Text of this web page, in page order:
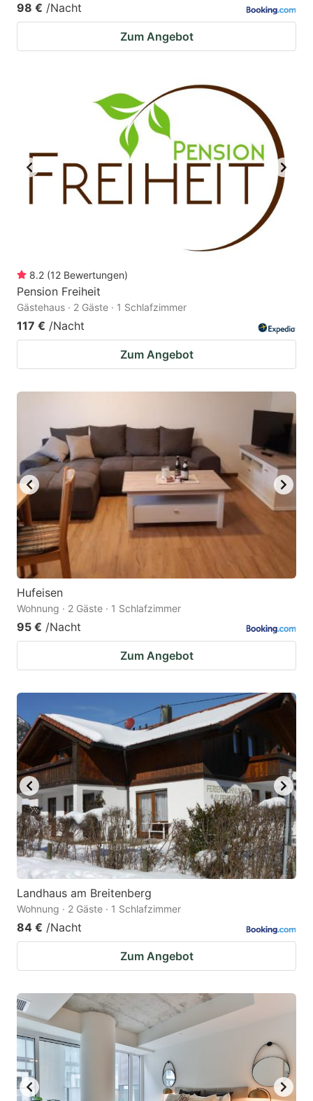
98 € /Nacht
Zum Angebot
8.2 (12 Bewertungen)
Pension Freiheit
Gästehaus · 2 Gäste · 1 Schlafzimmer
117 € /Nacht
Zum Angebot
Hufeisen
Wohnung · 2 Gäste · 1 Schlafzimmer
95 € /Nacht
Zum Angebot
Landhaus am Breitenberg
Wohnung · 2 Gäste · 1 Schlafzimmer
84 € /Nacht
Zum Angebot